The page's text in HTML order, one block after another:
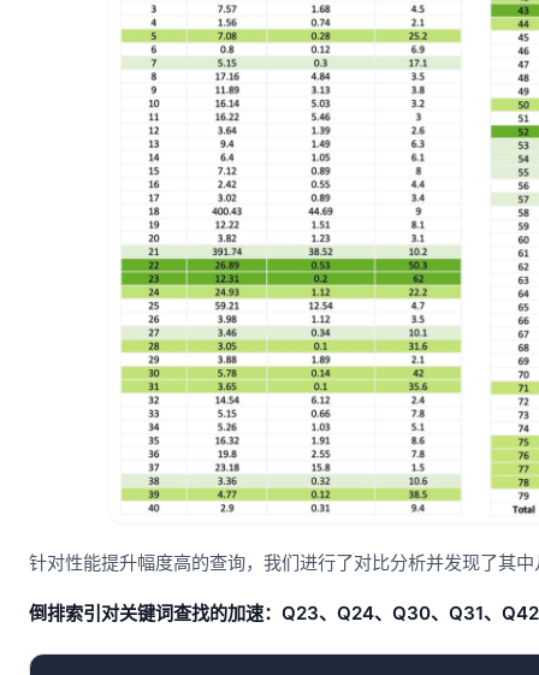
针对性能提升幅度高的查询，我们进行了对比分析并发现了其
倒排索引对关键词查找的加速：Q23、Q24、Q30、Q31、